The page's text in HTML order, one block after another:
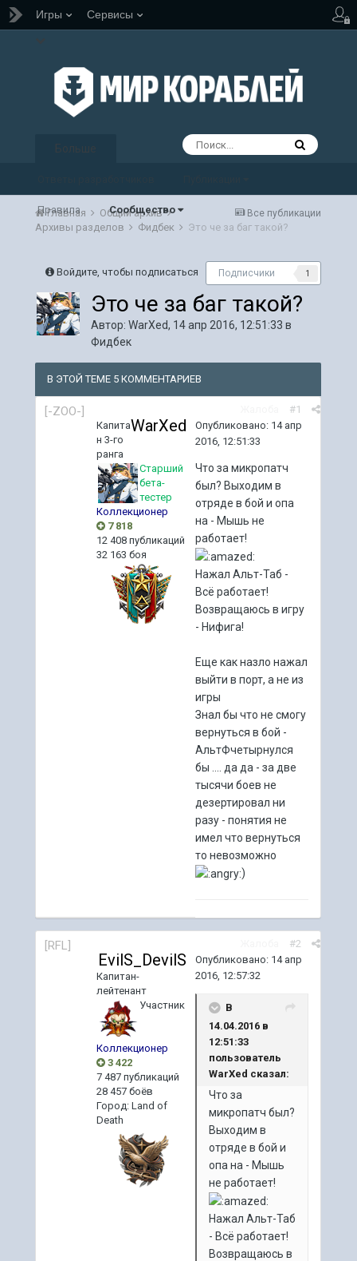
Игры Сервисы
Больше
Правила Сообщество Все публикации
Главная
Общий архив
Архивы разделов
Фидбек Это че за баг такой?
Войдите, чтобы подписаться Подписчики 1
Это че за баг такой?
Автор:WarXed, 14 апр 2016, 12:51:33 в
Фидбек
В ЭТОЙ ТЕМЕ 5 КОММЕНТАРИЕВ
[-ZOO-]
WarXed
Капита
н 3-го
ранга
Старший
бета-
тестер
Коллекционер
7 818
12 408 публикаций
32 163 боя
#1
Опубликовано: 14 апр
2016, 12:51:33
Что за микропатч
был? Выходим в
отряде в бой и опа
на - Мышь не
работает!
Нажал Альт-Таб -
Всё работает!
Возвращаюсь в игру
- Нифига!
Еще как назло нажал
выйти в порт, а не из
игры
Знал бы что не смогу
вернуться в бой -
АльтФчетырнулся
бы .... да да - за две
тысячи боев не
дезертировал ни
разу - понятия не
имел что вернуться
то невозможно
)
[RFL]
EvilS_DevilS
Капитан-
лейтенант
Участник
Коллекционер
3 422
7 487 публикаций
28 457 боёв
Город:Land of
Death
#2
Опубликовано: 14 апр
2016, 12:57:32
В
14.04.2016 в
12:51:33
пользователь
WarXed сказал:
Что за
микропатч был?
Выходим в
отряде в бой и
опа на - Мышь
не работает!
Нажал Альт-Таб
- Всё работает!
Возвращаюсь в